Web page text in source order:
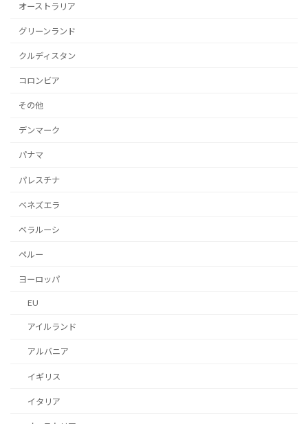
オーストラリア
グリーンランド
クルディスタン
コロンビア
その他
デンマーク
パナマ
パレスチナ
ベネズエラ
ベラルーシ
ペルー
ヨーロッパ
EU
アイルランド
アルバニア
イギリス
イタリア